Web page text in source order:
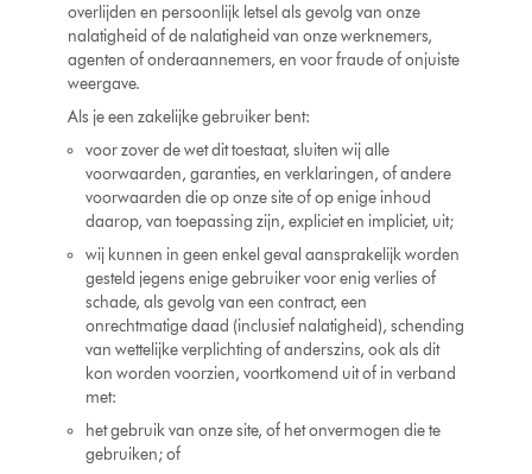
overlijden en persoonlijk letsel als gevolg van onze
nalatigheid of de nalatigheid van onze werknemers,
agenten of onderaannemers, en voor fraude of onjuiste
weergave.
Als je een zakelijke gebruiker bent:
voor zover de wet dit toestaat, sluiten wij alle
voorwaarden, garanties, en verklaringen, of andere
voorwaarden die op onze site of op enige inhoud
daarop, van toepassing zijn, expliciet en impliciet, uit;
wij kunnen in geen enkel geval aansprakelijk worden
gesteld jegens enige gebruiker voor enig verlies of
schade, als gevolg van een contract, een
onrechtmatige daad (inclusief nalatigheid), schending
van wettelijke verplichting of anderszins, ook als dit
kon worden voorzien, voortkomend uit of in verband
met:
het gebruik van onze site, of het onvermogen die te
gebruiken; of